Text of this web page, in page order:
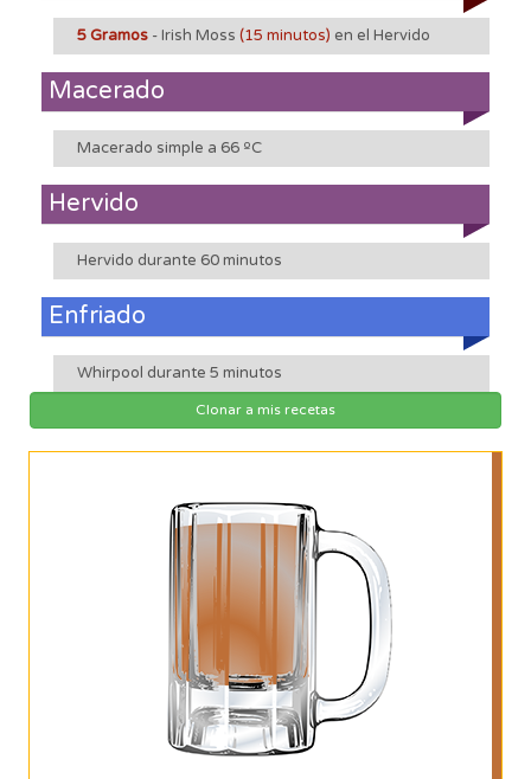
5 Gramos - Irish Moss (15 minutos) en el Hervido
Macerado
Macerado simple a 66 ºC
Hervido
Hervido durante 60 minutos
Enfriado
Whirpool durante 5 minutos
Clonar a mis recetas